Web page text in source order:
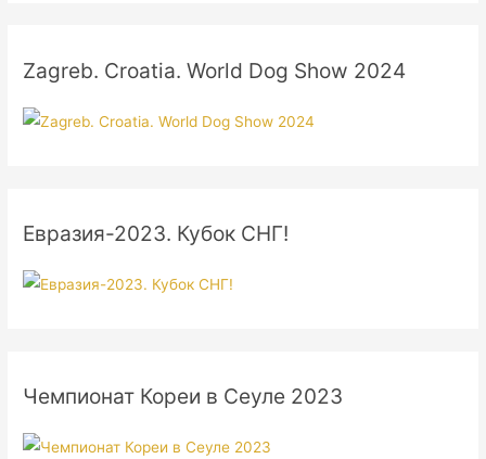
Zagreb. Croatia. World Dog Show 2024
Евразия-2023. Кубок СНГ!
Чемпионат Кореи в Сеуле 2023